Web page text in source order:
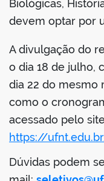
Biológicas,
devem optar por
A divulgação do
o dia 18 de julho,
dia 22 do mesmo
como o
acessado pelo
https://
Dúvidas podem